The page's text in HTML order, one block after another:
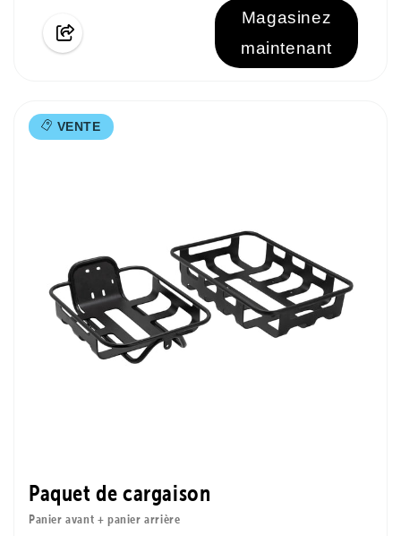
Magasinez
maintenant
VENTE
Paquet de cargaison
Panier avant + panier arrière